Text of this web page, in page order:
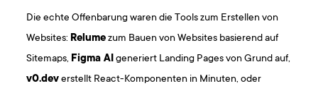
Die echte Offenbarung waren die Tools zum Erstellen von
Websites: Relumezum Bauen von Websites basierend auf
Sitemaps, Figma AIgeneriert Landing Pages von Grund auf,
v0.deverstellt React-Komponenten in Minuten, oder